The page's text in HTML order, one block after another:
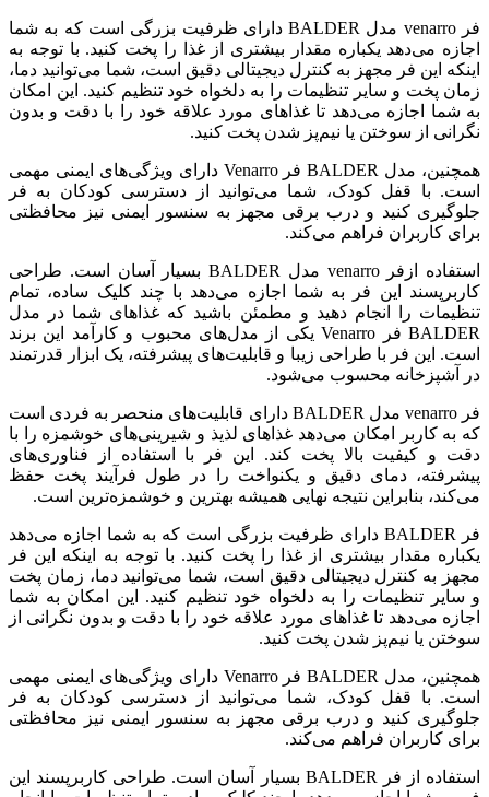
فر venarro مدل BALDER دارای ظرفیت بزرگی است که به شما
اجازه می‌دهد یکباره مقدار بیشتری از غذا را پخت کنید. با توجه به
اینکه این فر مجهز به کنترل دیجیتالی دقیق است، شما می‌توانید دما،
زمان پخت و سایر تنظیمات را به دلخواه خود تنظیم کنید. این امکان
به شما اجازه می‌دهد تا غذاهای مورد علاقه خود را با دقت و بدون
نگرانی از سوختن یا نیم‌پز شدن پخت کنید.
همچنین، مدل BALDER فر Venarro دارای ویژگی‌های ایمنی مهمی
است. با قفل کودک، شما می‌توانید از دسترسی کودکان به فر
جلوگیری کنید و درب برقی مجهز به سنسور ایمنی نیز محافظتی
برای کاربران فراهم می‌کند.
استفاده ازفر venarro مدل BALDER بسیار آسان است. طراحی
کاربرپسند این فر به شما اجازه می‌دهد با چند کلیک ساده، تمام
تنظیمات را انجام دهید و مطمئن باشید که غذاهای شما در مدل
BALDER فر Venarro یکی از مدل‌های محبوب و کارآمد این برند
است. این فر با طراحی زیبا و قابلیت‌های پیشرفته، یک ابزار قدرتمند
در آشپزخانه محسوب می‌شود.
فر venarro مدل BALDER دارای قابلیت‌های منحصر به فردی است
که به کاربر امکان می‌دهد غذاهای لذیذ و شیرینی‌های خوشمزه را با
دقت و کیفیت بالا پخت کند. این فر با استفاده از فناوری‌های
پیشرفته، دمای دقیق و یکنواخت را در طول فرآیند پخت حفظ
می‌کند، بنابراین نتیجه نهایی همیشه بهترین و خوشمزه‌ترین است.
فر BALDER دارای ظرفیت بزرگی است که به شما اجازه می‌دهد
یکباره مقدار بیشتری از غذا را پخت کنید. با توجه به اینکه این فر
مجهز به کنترل دیجیتالی دقیق است، شما می‌توانید دما، زمان پخت
و سایر تنظیمات را به دلخواه خود تنظیم کنید. این امکان به شما
اجازه می‌دهد تا غذاهای مورد علاقه خود را با دقت و بدون نگرانی از
سوختن یا نیم‌پز شدن پخت کنید.
همچنین، مدل BALDER فر Venarro دارای ویژگی‌های ایمنی مهمی
است. با قفل کودک، شما می‌توانید از دسترسی کودکان به فر
جلوگیری کنید و درب برقی مجهز به سنسور ایمنی نیز محافظتی
برای کاربران فراهم می‌کند.
استفاده از فر BALDER بسیار آسان است. طراحی کاربرپسند این